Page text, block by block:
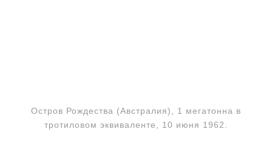
Остров Рождества (Австралия), 1 мегатонна в
тротиловом эквиваленте, 10 июня 1962.